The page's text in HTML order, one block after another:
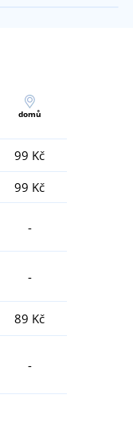
domů
99 Kč
99 Kč
-
-
89 Kč
-